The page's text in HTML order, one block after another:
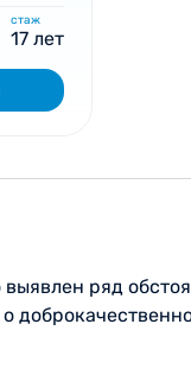
стаж
17 лет
ряд